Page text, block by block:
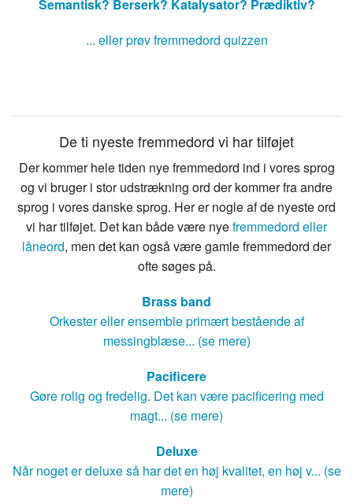
Semantisk? Berserk? Katalysator? Prædiktiv?
... eller prøv fremmedord quizzen
De ti nyeste fremmedord vi har tilføjet
Der kommer hele tiden nye fremmedord ind i vores sprog
og vi bruger i stor udstrækning ord der kommer fra andre
sprog i vores danske sprog. Her er nogle af de nyeste ord
vi har tilføjet. Det kan både være nyefremmedord eller
låneord, men det kan også være gamle fremmedord der
ofte søges på.
Brass band
Orkester eller ensemble primært bestående af
messingblæse... (se mere)
Pacificere
Gøre rolig og fredelig. Det kan være pacificering med
magt... (se mere)
Deluxe
Når noget er deluxe så har det en høj kvalitet, en høj v... (se
mere)